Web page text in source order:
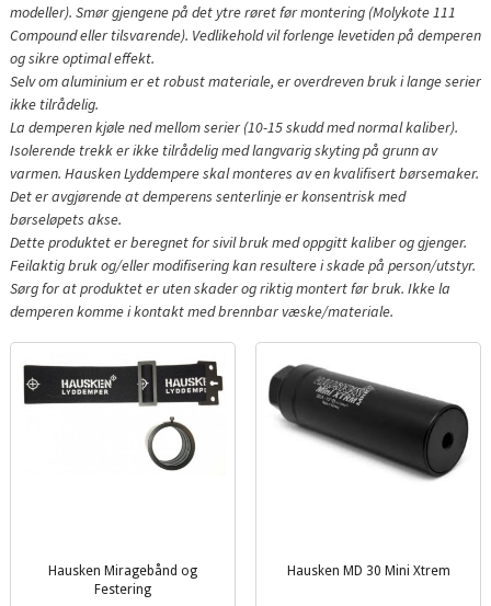
modeller). Smør gjengene på det ytre røret før montering (Molykote 111
Compound eller tilsvarende). Vedlikehold vil forlenge levetiden på demperen
og sikre optimal effekt.
Selv om aluminium er et robust materiale, er overdreven bruk i lange serier
ikke tilrådelig.
La demperen kjøle ned mellom serier (10-15 skudd med normal kaliber).
Isolerende trekk er ikke tilrådelig med langvarig skyting på grunn av
varmen. Hausken Lyddempere skal monteres av en kvalifisert børsemaker.
Det er avgjørende at demperens senterlinje er konsentrisk med
børseløpets akse.
Dette produktet er beregnet for sivil bruk med oppgitt kaliber og gjenger.
Feilaktig bruk og/eller modifisering kan resultere i skade på person/utstyr.
Sørg for at produktet er uten skader og riktig montert før bruk. Ikke la
demperen komme i kontakt med brennbar væske/materiale.
Hausken Miragebånd og
Festering
Hausken MD 30 Mini Xtrem